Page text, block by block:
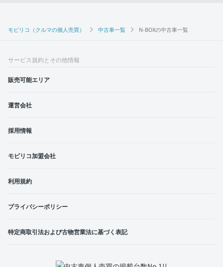
モビリコ（クルマの個人売買） 中古車一覧 N-BOXの中古車一覧
サービス規約とその他情報
販売可能エリア
運営会社
採用情報
モビリコ加盟会社
利用規約
プライバシーポリシー
特定商取引法および古物営業法に基づく表記